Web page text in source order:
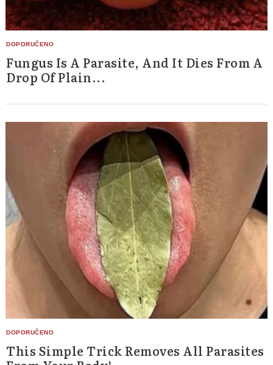
Fungus Is A Parasite, And It Dies From A
Drop Of Plain...
This Simple Trick Removes All Parasites